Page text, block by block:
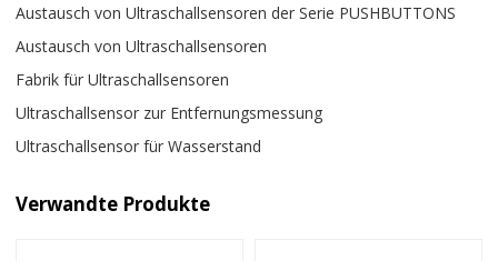
Austausch von Ultraschallsensoren der Serie PUSHBUTTONS
Austausch von Ultraschallsensoren
Fabrik für Ultraschallsensoren
Ultraschallsensor zur Entfernungsmessung
Ultraschallsensor für Wasserstand
Verwandte Produkte